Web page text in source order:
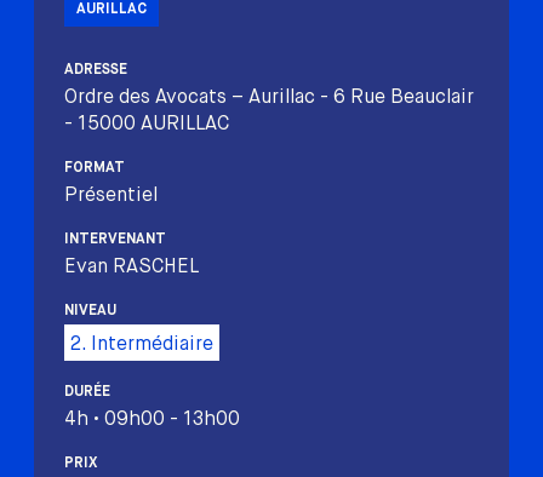
AURILLAC
ADRESSE
Ordre des Avocats – Aurillac - 6 Rue Beauclair
- 15000 AURILLAC
FORMAT
Présentiel
INTERVENANT
Evan RASCHEL
NIVEAU
2. Intermédiaire
DURÉE
4h • 09h00 - 13h00
PRIX